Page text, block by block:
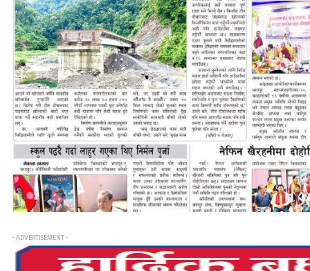
- ADVERTISEMENT -